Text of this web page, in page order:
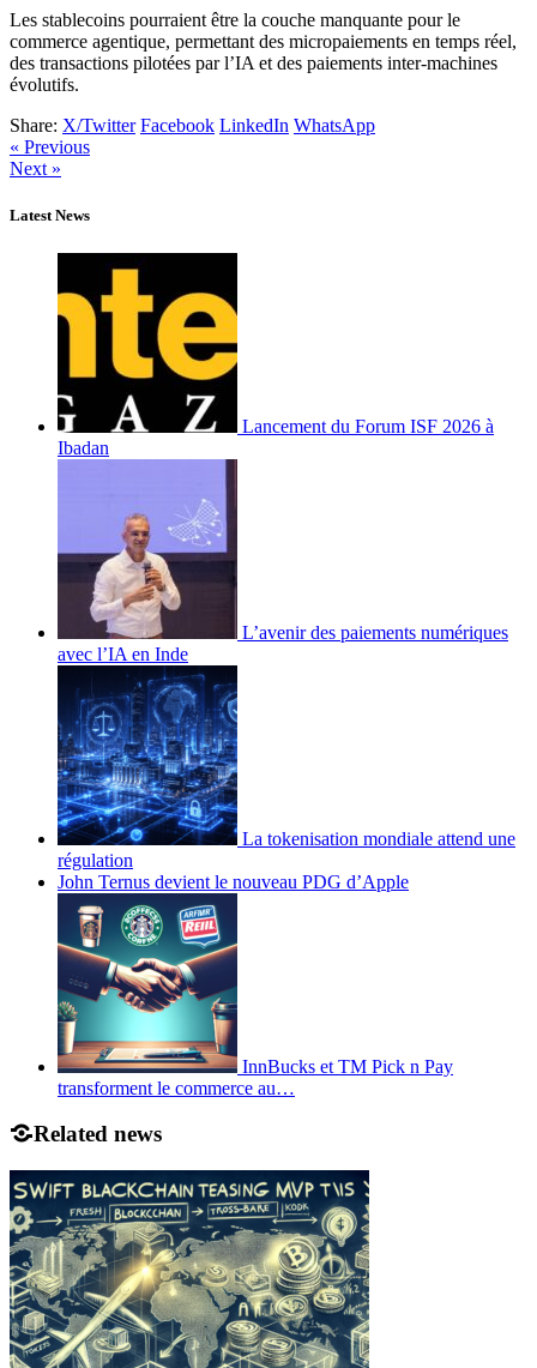
Les stablecoins pourraient être la couche manquante pour le
commerce agentique, permettant des micropaiements en temps réel,
des transactions pilotées par l’IA et des paiements inter-machines
évolutifs.
Share: X/Twitter Facebook LinkedIn WhatsApp
« Previous
Next »
Latest News
Lancement du Forum ISF 2026 à
Ibadan
L’avenir des paiements numériques
avec l’IA en Inde
La tokenisation mondiale attend une
régulation
John Ternus devient le nouveau PDG d’Apple
InnBucks et TM Pick n Pay
transforment le commerce au…
Related news